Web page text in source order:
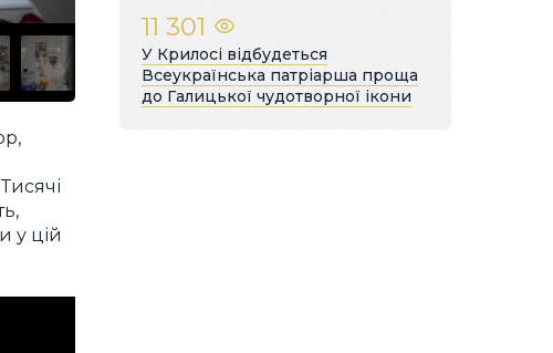
у цій
11 301
У Крилосі відбудеться
Всеукраїнська патріарша проща
до Галицької чудотворної ікони